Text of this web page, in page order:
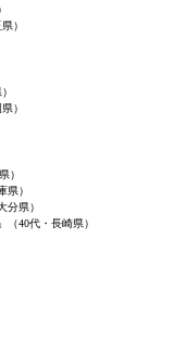
）
）
）
県）
分県）
（40代・長崎県）